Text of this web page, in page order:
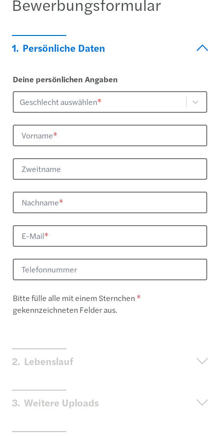
1. Persönliche Daten
Deine persönlichen Angaben
Geschlecht auswählen*
Vorname*
Zweitname
Nachname*
E-Mail*
Telefonnummer
​Bitte fülle alle mit einem Sternchen * ​
gekennzeichneten Felder aus.
2. Lebenslauf
3. Weitere Uploads